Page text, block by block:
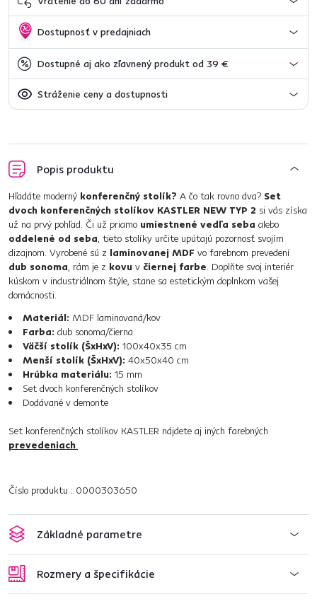
Dostupnosť v predajniach
Dostupné aj ako zľavnený produkt od 39 €
Stráženie ceny a dostupnosti
Popis produktu
Hľadáte moderný konferenčný stolík? A čo tak rovno dva? Set
dvoch konferenčných stolíkov KASTLER NEW TYP 2 si vás získa
už na prvý pohľad. Či už priamo umiestnené vedľa seba alebo
oddelené od seba, tieto stolíky určite upútajú pozornosť svojím
dizajnom. Vyrobené sú z laminovanej MDF vo farebnom prevedení
dub sonoma, rám je z kovu v čiernej farbe. Doplňte svoj interiér
kúskom v industriálnom štýle, stane sa estetickým doplnkom vašej
domácnosti.
Materiál: MDF laminovaná/kov
Farba: dub sonoma/čierna
Väčší stolík (ŠxHxV): 100x40x35 cm
Menší stolík (ŠxHxV): 40x50x40 cm
Hrúbka materiálu: 15 mm
Set dvoch konferenčných stolíkov
Dodávané v demonte
Set konferenčných stolíkov KASTLER nájdete aj iných farebných
prevedeniach.
Číslo produktu : 0000303650
Základné parametre
Rozmery a špecifikácie